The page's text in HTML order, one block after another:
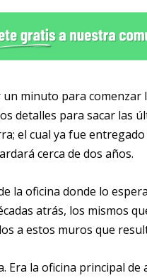
minuto para
detalles para sacar las
el cual ya fue
cerca de dos años.
la oficina donde lo
atrás, los mismos
a estos muros que
Era la oficina principal de